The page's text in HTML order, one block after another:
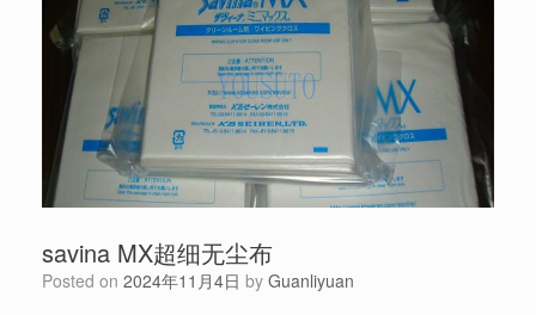
savina MX超细无尘布
Posted on 2024年11月4日 by Guanliyuan